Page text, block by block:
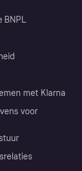
BNPL
met Klarna
voor